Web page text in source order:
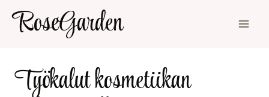
Siirry
sisältöön
RoseGarden
Työkalut kosmetiikan